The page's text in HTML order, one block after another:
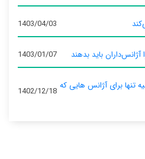
1403/04/03
باید بدهند 1403/01/07
تنها برای آژانس‌ هایی که 1402/12/18